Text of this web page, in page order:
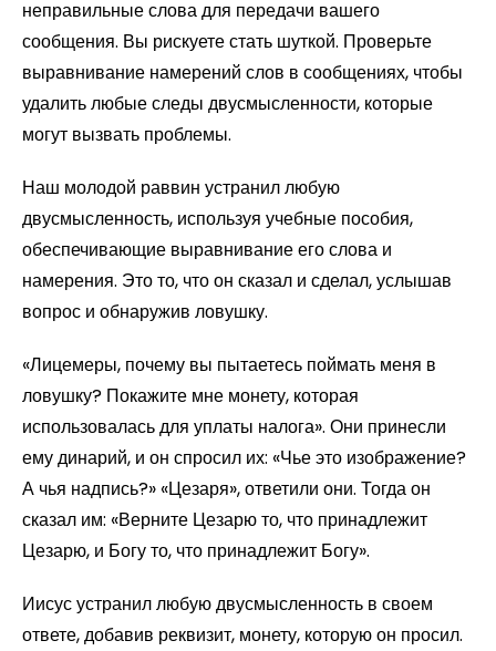
неправильные слова для передачи вашего
сообщения. Вы рискуете стать шуткой. Проверьте
выравнивание намерений слов в сообщениях, чтобы
удалить любые следы двусмысленности, которые
могут вызвать проблемы.
Наш молодой раввин устранил любую
двусмысленность, используя учебные пособия,
обеспечивающие выравнивание его слова и
намерения. Это то, что он сказал и сделал, услышав
вопрос и обнаружив ловушку.
«Лицемеры, почему вы пытаетесь поймать меня в
ловушку? Покажите мне монету, которая
использовалась для уплаты налога». Они принесли
ему динарий, и он спросил их: «Чье это изображение?
А чья надпись?» «Цезаря», ответили они. Тогда он
сказал им: «Верните Цезарю то, что принадлежит
Цезарю, и Богу то, что принадлежит Богу».
Иисус устранил любую двусмысленность в своем
ответе, добавив реквизит, монету, которую он просил.